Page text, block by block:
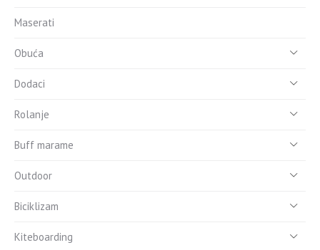
Maserati
Obuća
Dodaci
Rolanje
Buff marame
Outdoor
Biciklizam
Kiteboarding